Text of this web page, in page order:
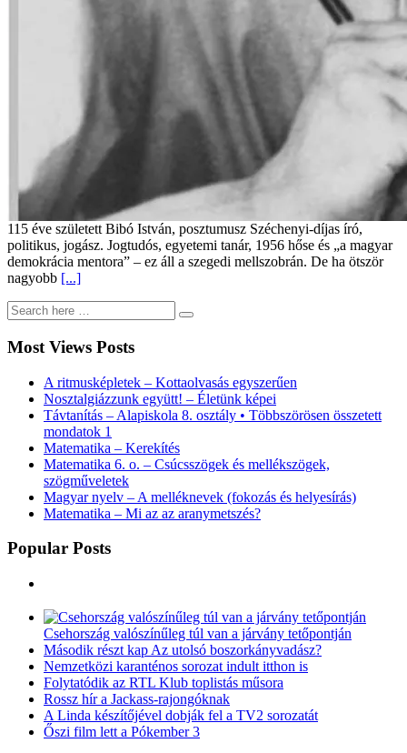
115 éve született Bibó István, posztumusz Széchenyi-díjas író,
politikus, jogász. Jogtudós, egyetemi tanár, 1956 hőse és „a magyar
demokrácia mentora” – ez áll a szegedi mellszobrán. De ha ötször
nagyobb [...]
Most Views Posts
A ritmusképletek – Kottaolvasás egyszerűen
Nosztalgiázzunk együtt! – Életünk képei
Távtanítás – Alapiskola 8. osztály • Többszörösen összetett
mondatok 1
Matematika – Kerekítés
Matematika 6. o. – Csúcsszögek és mellékszögek,
szögműveletek
Magyar nyelv – A melléknevek (fokozás és helyesírás)
Matematika – Mi az az aranymetszés?
Popular Posts
Csehország valószínűleg túl van a járvány tetőpontján
Második részt kap Az utolsó boszorkányvadász?
Nemzetközi karanténos sorozat indult itthon is
Folytatódik az RTL Klub toplistás műsora
Rossz hír a Jackass-rajongóknak
A Linda készítőjével dobják fel a TV2 sorozatát
Őszi film lett a Pókember 3